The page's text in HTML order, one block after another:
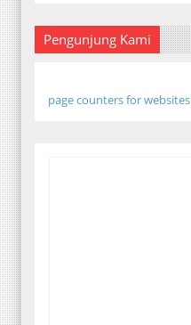
Pengunjung Kami
page counters for websites